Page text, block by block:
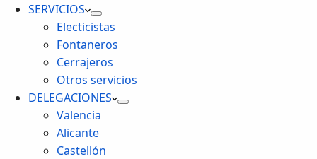
SERVICIOS
Electicistas
Fontaneros
Cerrajeros
Otros servicios
DELEGACIONES
Valencia
Alicante
Castellón